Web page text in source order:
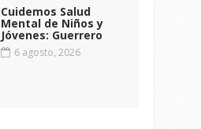
Cuidemos Salud
Mental de Niños y
Jóvenes: Guerrero
6 agosto, 2026